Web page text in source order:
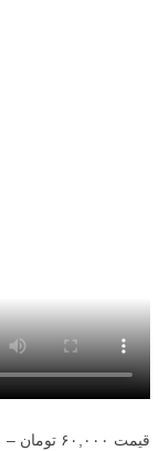
قیمت ۶۰,۰۰۰ تومان –